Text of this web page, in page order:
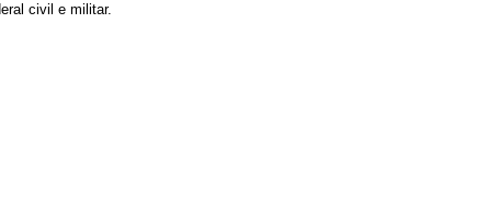
civil e militar.